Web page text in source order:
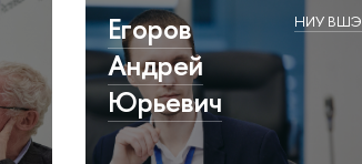
Егоров
Андрей
Юрьевич
НИУ ВШЭ